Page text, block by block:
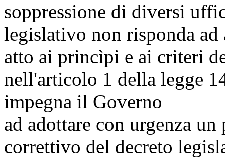
soppressione di diversi
legislativo non risponda
atto ai princìpi e ai criteri
nell'articolo 1 della legge
impegna il Governo
ad adottare con urgenza
correttivo del decreto